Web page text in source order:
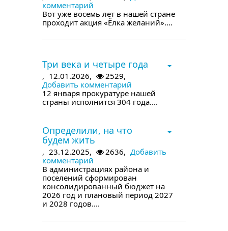
комментарий
Вот уже восемь лет в нашей стране
проходит акция «Ёлка желаний»....
Три века и четыре года
, 12.01.2026,
2529,
Добавить комментарий
12 января прокуратуре нашей
страны исполнится 304 года....
Определили, на что
будем жить
, 23.12.2025, 2636, Добавить
комментарий
В администрациях района и
поселений сформирован
консолидированный бюджет на
2026 год и плановый период 2027
и 2028 годов....